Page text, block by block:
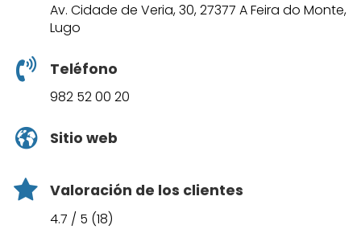
Av. Cidade de Veria, 30, 27377 A Feira do Monte,
Lugo
Teléfono
982 52 00 20
Sitio web
Valoración de los clientes
4.7 / 5 (18)